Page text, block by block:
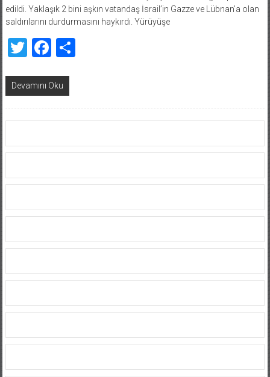
edildi. Yaklaşık 2 bini aşkın vatandaş İsrail’in Gazze ve Lübnan’a olan
saldırılarını durdurmasını haykırdı. Yürüyüşe
TwitterFacebook
Share
Devamını Oku